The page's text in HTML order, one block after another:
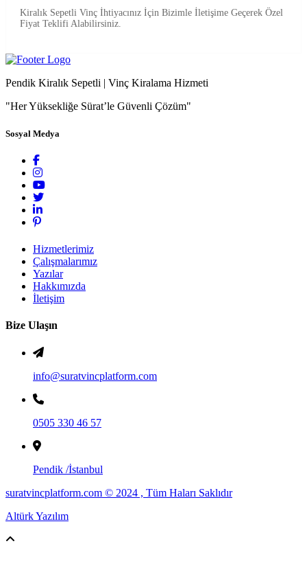
Kiralık Sepetli Vinç İhtiyacınız İçin Bizimle İletişime Geçerek Özel
Fiyat Teklifi Alabilirsiniz.
Pendik Kiralık Sepetli | Vinç Kiralama Hizmeti
"Her Yüksekliğe Sürat’le Güvenli Çözüm"
Sosyal Medya
Hizmetlerimiz
Çalışmalarımız
Yazılar
Hakkımızda
İletişim
Bize Ulaşın
info@suratvincplatform.com
0505 330 46 57
Pendik /İstanbul
suratvincplatform.com © 2024 , Tüm Haları Saklıdır
Altürk Yazılım